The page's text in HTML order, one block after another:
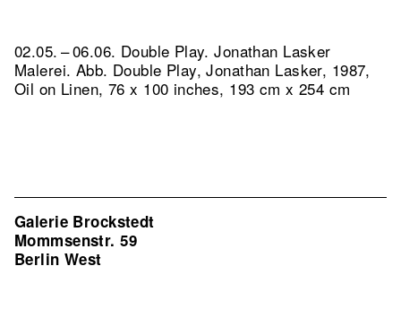
02.05. – 06.06. Double Play. Jonathan Lasker
Malerei. Abb. Double Play, Jonathan Lasker, 1987,
Oil on Linen, 76 x 100 inches, 193 cm x 254 cm
Galerie Brockstedt
Mommsenstr. 59
Berlin West